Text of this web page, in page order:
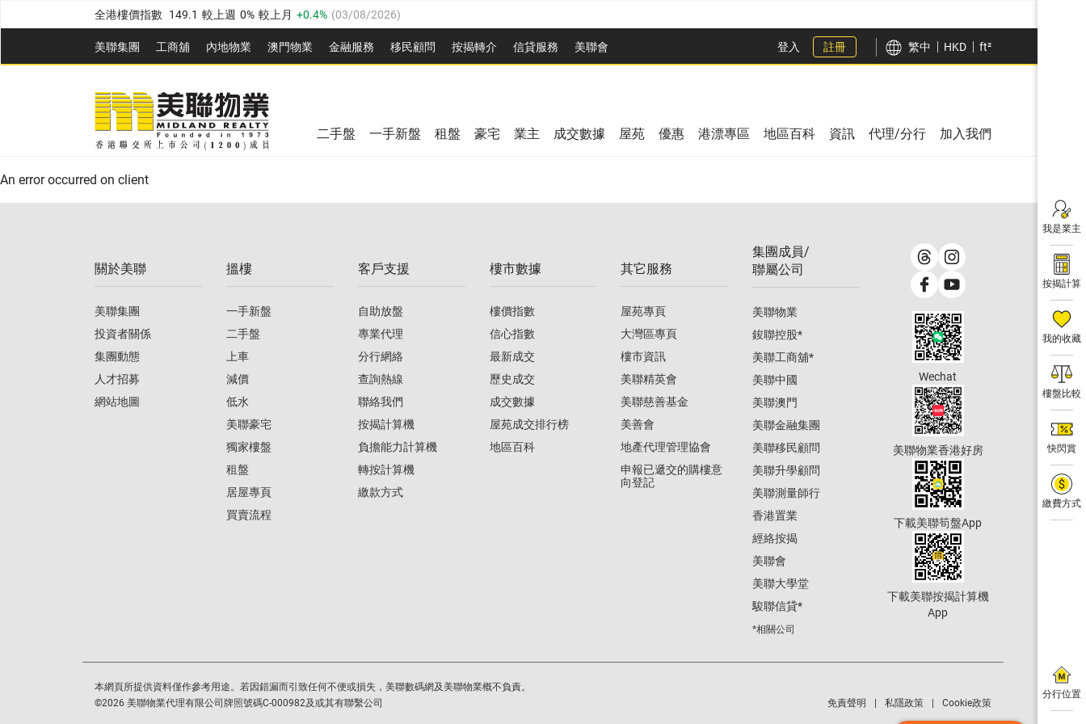
全港樓價指數 149.1 較上週 0% 較上月 0.4% (03/08/2026)
港島樓價指數 157.4 較上週 -0.3% 較上月 -0.8% (03/08/2026)
九龍樓價指數 156.4 較上週 -0.1% 較上月 0.3% (03/08/2026)
新界樓價指數 134.8 較上週 0.1%
美聯信心指數 77.1 較上週 0.7% 較上月 ( 03/08/2026
美聯集團 工商舖 內地物業 澳門物業 金融服務 移民顧問 按揭轉介 信貸服務 美聯會
全港樓價指數 149.1 較上週 0% 較上月
美聯信心指數 較上週 0.7% 03/08/2026)
登入 註冊 繁中 HKD ft²
我是業主
按揭計算
我的收藏
樓盤比較
快閃賞
繳費方式
分行位置
二手盤 一手新盤 租盤 豪宅 業主 成交數據 屋苑 優惠 港漂專區 地區百科 資訊 代理/分行 加入我們
An error occurred on client
關於美聯
美聯集團
投資者關係
集團動態
人才招募
網站地圖
搵樓
一手新盤
二手盤
上車
減價
低水
美聯豪宅
獨家樓盤
租盤
居屋專頁
買賣流程
客戶支援
自助放盤
專業代理
分行網絡
查詢熱線
聯絡我們
按揭計算機
負擔能力計算機
轉按計算機
繳款方式
樓市數據
樓價指數
信心指數
最新成交
歷史成交
成交數據
屋苑成交排行榜
地區百科
其它服務
屋苑專頁
大灣區專頁
樓市資訊
美聯精英會
美聯慈善基金
美善會
地產代理管理協會
申報已遞交的購樓意
向登記
集團成員/
聯屬公司
美聯物業
鋑聯控股*
美聯工商舖*
美聯中國
美聯澳門
美聯金融集團
美聯移民顧問
美聯升學顧問
美聯測量師行
香港置業
經絡按揭
美聯會
美聯大學堂
駿聯信貸*
*相關公司
Wechat
美聯物業香港好房
下載美聯筍盤App
下載美聯按揭計算機
App
本網頁所提供資料僅作參考用途。若因錯漏而引致任何不便或損失，美聯數碼網及美聯物業概不負責。
©2026 美聯物業代理有限公司牌照號碼C-000982及或其有聯繫公司 免責聲明 私隱政策 Cookie政策